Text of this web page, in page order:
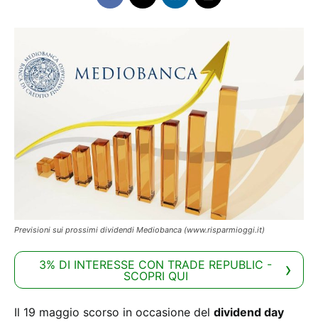
Previsioni sui prossimi dividendi Mediobanca (www.risparmioggi.it)
3% DI INTERESSE CON TRADE REPUBLIC -
SCOPRI QUI
Il 19 maggio scorso in occasione del dividend day